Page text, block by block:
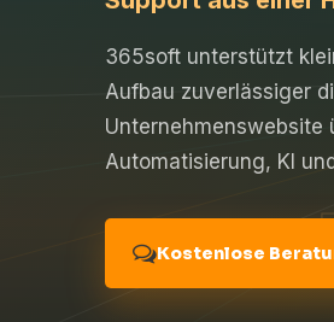
365soft unterstützt
Aufbau zuverlässiger
Unternehmenswebsite
Automatisierung, KI
Kostenlose